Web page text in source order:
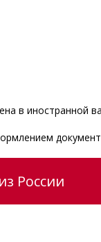
в иностранной
России